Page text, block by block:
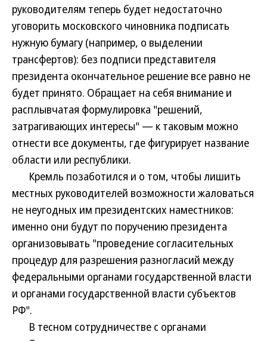
руководителям теперь будет недостаточно
уговорить московского чиновника подписать
нужную бумагу (например, о выделении
трансфертов): без подписи представителя
президента окончательное решение все равно не
будет принято. Обращает на себя внимание и
расплывчатая формулировка "решений,
затрагивающих интересы" — к таковым можно
отнести все документы, где фигурирует название
области или республики.
Кремль позаботился и о том, чтобы лишить
местных руководителей возможности жаловаться
не неугодных им президентских наместников:
именно они будут по поручению президента
организовывать "проведение согласительных
процедур для разрешения разногласий между
федеральными органами государственной власти
и органами государственной власти субъектов
РФ".
В тесном сотрудничестве с органами